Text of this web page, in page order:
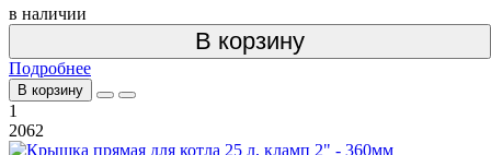
в наличии
В корзину
Подробнее
В корзину
1
2062